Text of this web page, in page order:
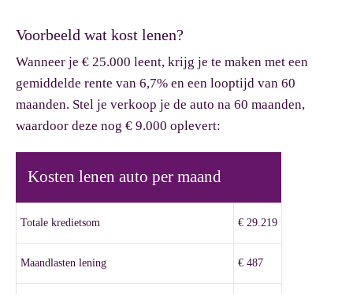
Voorbeeld wat kost lenen?
Wanneer je € 25.000 leent, krijg je te maken met een
gemiddelde rente van 6,7% en een looptijd van 60
maanden. Stel je verkoop je de auto na 60 maanden,
waardoor deze nog € 9.000 oplevert:
Kosten lenen auto per maand
Totale kredietsom € 29.219
Maandlasten lening € 487